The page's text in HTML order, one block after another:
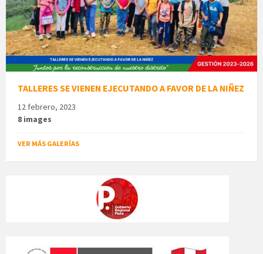
TALLERES SE VIENEN EJECUTANDO A FAVOR DE LA NIÑEZ
12 febrero, 2023
8 images
VER MÁS GALERÍAS